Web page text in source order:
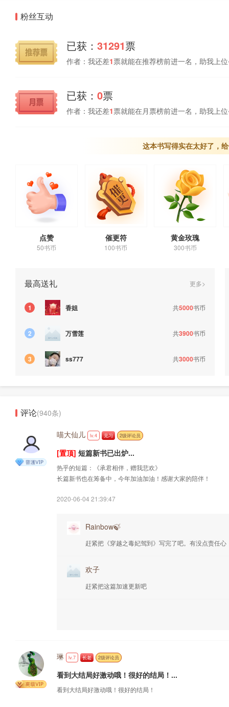
粉丝互动
已获： 31291票
作者：我还差1票就能在推荐榜前进一名，助我上
已获： 0票
作者：我还差1票就能在月票榜前进一名，助我上
这本书写得实在太好了，
点赞
50书币
催更符
100书币
黄金玫瑰
300书币
最高送礼 更多>
1 香姐 共5000书币
2 万雪莲 共3900书币
3 ss777 共3000书币
评论(940条)
喵大仙儿 lv.4 见习 2级评论员
[置顶] 短篇新书已出炉...
热乎的短篇：《承君相伴，赠我悲欢》
长篇新书也在筹备中，今年加油加油！感谢大家的陪伴！
2020-06-04 21:39:47
Rainbow🍃
赶紧把《穿越之毒妃驾到》写完了吧。有没点责任
欢子
赶紧把这篇加速更新吧
琳 lv.7 长老 2级评论员
看到大结局好激动哦！很好的结局！...
看到大结局好激动哦！很好的结局！